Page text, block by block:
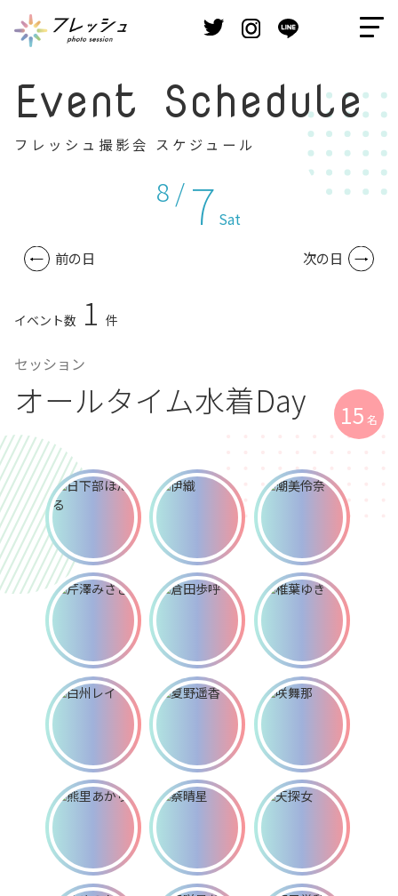
Event Schedule
フレッシュ撮影会 スケジュール
前の日
8 / 7 Sat
次の日
イベント数 1 件
セッション
オールタイム水着Day 15 名